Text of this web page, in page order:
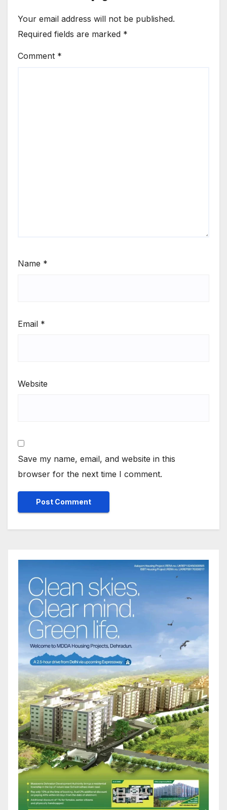
Your email address will not be published.
Required fields are marked *
Comment *
Name *
Email *
Website
Save my name, email, and website in this
browser for the next time I comment.